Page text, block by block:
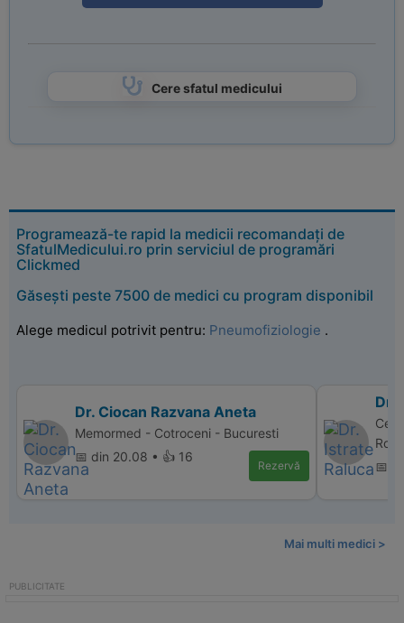
Cere sfatul medicului
Programează-te rapid la medicii recomandați de
SfatulMedicului.ro prin serviciul de programări
Clickmed
Găsești peste 7500 de medici cu program disponibil
Alege medicul potrivit pentru: Pneumofiziologie .
Dr. Ciocan Razvana Aneta
Memormed - Cotroceni - Bucuresti
📅 din 20.08 • 👍 16
Rezervă
Dr.
📅
Mai multi medici >